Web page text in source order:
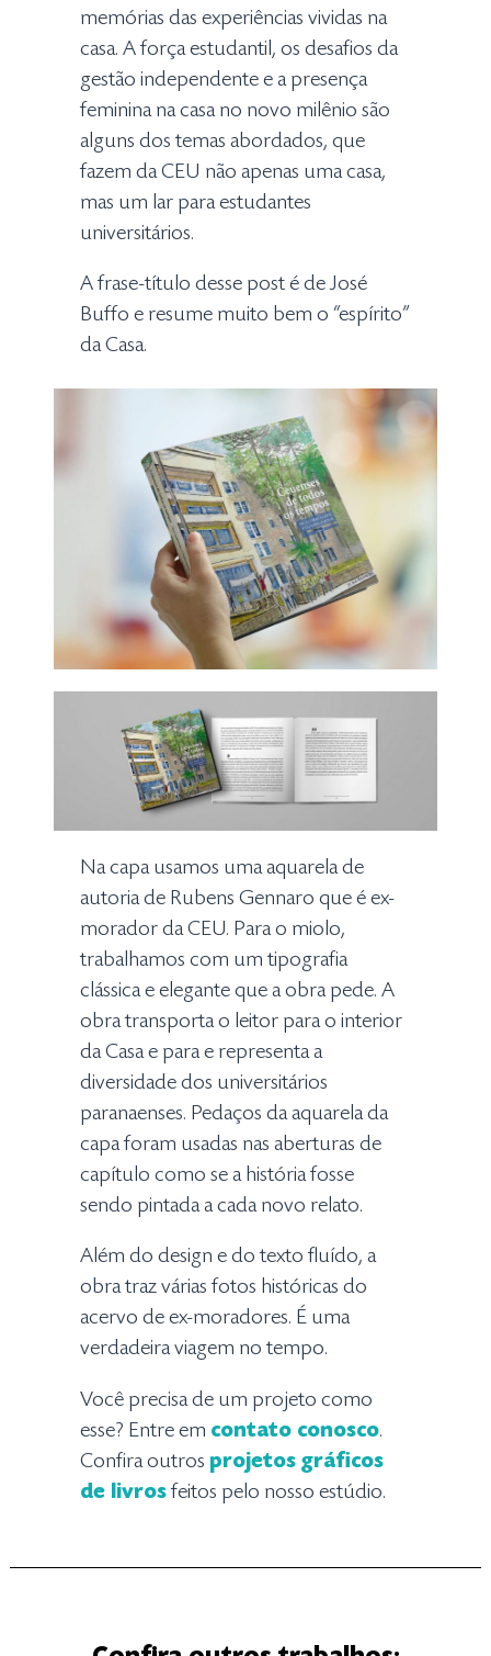
memórias das experiências vividas na
casa. A força estudantil, os desafios da
gestão independente e a presença
feminina na casa no novo milênio são
alguns dos temas abordados, que
fazem da CEU não apenas uma casa,
mas um lar para estudantes
universitários.
A frase-título desse post é de José
Buffo e resume muito bem o “espírito”
da Casa.
Na capa usamos uma aquarela de
autoria de Rubens Gennaro que é ex-
morador da CEU. Para o miolo,
trabalhamos com um tipografia
clássica e elegante que a obra pede. A
obra transporta o leitor para o interior
da Casa e para e representa a
diversidade dos universitários
paranaenses. Pedaços da aquarela da
capa foram usadas nas aberturas de
capítulo como se a história fosse
sendo pintada a cada novo relato.
Além do design e do texto fluído, a
obra traz várias fotos históricas do
acervo de ex-moradores. É uma
verdadeira viagem no tempo.
Você precisa de um projeto como
esse? Entre em contato conosco.
Confira outrosprojetos gráficos
de livros feitos pelo nosso estúdio.